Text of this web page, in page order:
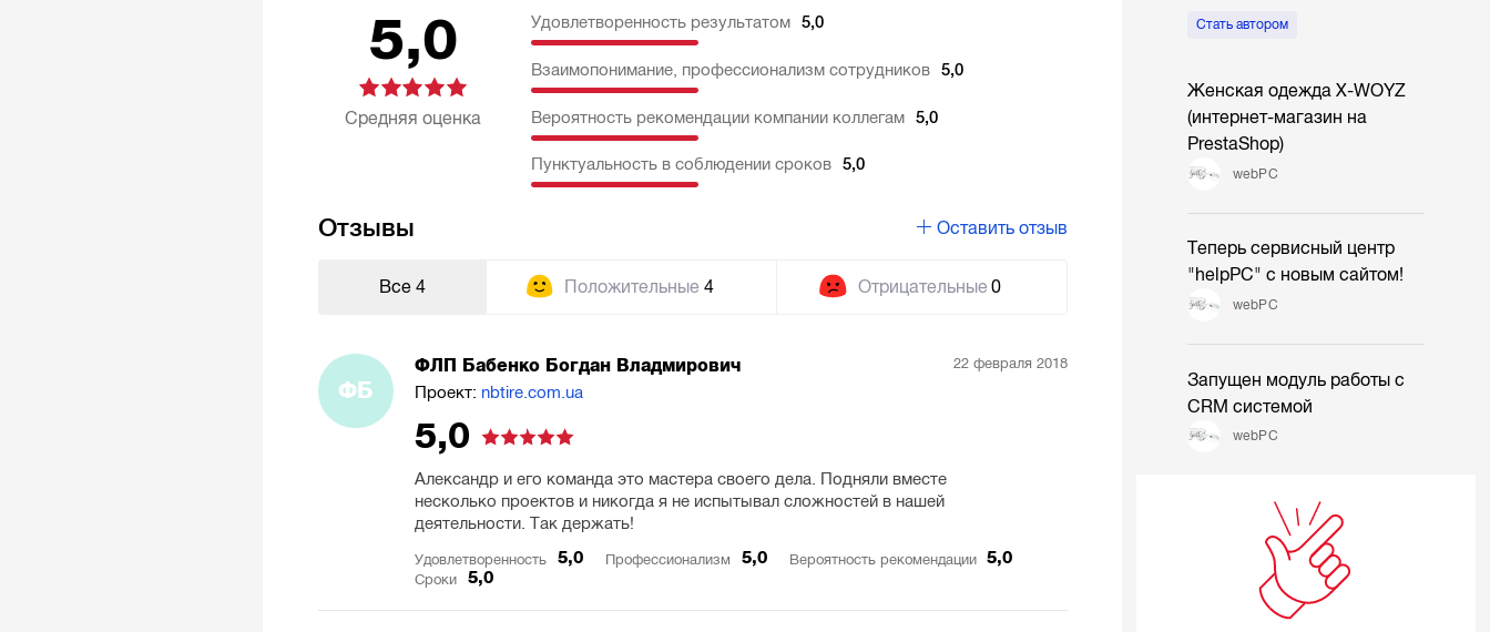
5,0
Средняя оценка
Удовлетворенность результатом 5,0
Взаимопонимание, профессионализм сотрудников 5,0
Вероятность рекомендации компании коллегам 5,0
Пунктуальность в соблюдении сроков 5,0
Отзывы Оставить отзыв
Все 4 Положительные 4 Отрицательные 0
ФБ
ФЛП Бабенко Богдан Владмирович
Проект: nbtire.com.ua
22 февраля 2018
5,0
Александр и его команда это мастера своего дела. Подняли вместе
несколько проектов и никогда я не испытывал сложностей в нашей
деятельности. Так держать!
Удовлетворенность 5,0 Профессионализм 5,0 Вероятность рекомендации 5,0
Сроки 5,0
Стать автором
Женская одежда X-WOYZ
(интернет-магазин на
PrestaShop)
webPC
Теперь сервисный центр
"helpPC" с новым сайтом!
webPC
Запущен модуль работы с
CRM системой
webPC